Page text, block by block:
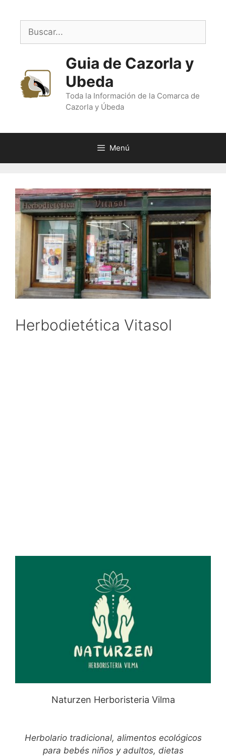
contenido
Buscar:
Guia de Cazorla y
Ubeda
Toda la Información de la Comarca de
Cazorla y Úbeda
Menú
Herbodietética Vitasol
Naturzen Herboristeria Vilma
Herbolario tradicional, alimentos ecológicos
para bebés niños y adultos, dietas